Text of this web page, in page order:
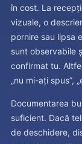
în cost. La
vizuale, o
pornire sau lipsa
sunt observabile
confirmat tu.
„nu mi-ați spus”,
Documentarea
suficient. Dacă
de deschidere,